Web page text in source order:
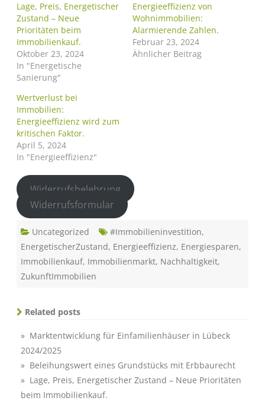
Lage, Preis, Energetischer
Zustand – Neue
Prioritäten beim
Immobilienkauf.
Oktober 23, 2024
In "Energetische
Sanierung"
Energieeffizienz von
Wohnimmobilien:
Alarmierende Zahlen.
Februar 23, 2024
Ähnlicher Beitrag
Wertverlust bei
Immobilien:
Energieeffizienz wird zum
kritischen Faktor.
April 5, 2024
In "Energieeffizienz"
Widerrufsbelehrung
Widerrufsformular
Uncategorized #Immobilieninvestition,
EnergetischerZustand, Energieeffizienz, Energiesparen,
Immobilienkauf, Immobilienmarkt, Nachhaltigkeit,
ZukunftImmobilien
Related posts
» Marktentwicklung für Einfamilienhäuser in Lübeck
2024/2025
» Beleihungswert eines Grundstücks mit Erbbaurecht
» Lage, Preis, Energetischer Zustand – Neue Prioritäten
beim Immobilienkauf.